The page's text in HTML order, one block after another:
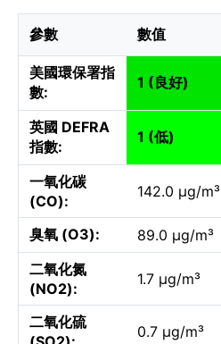
參數 數值
美國環保署指
數:
1 (良好)
英國 DEFRA
指數:
1 (低)
一氧化碳
(CO):
142.0 µg/m³
臭氧 (O3):
89.0 µg/m³
二氧化氮
(NO2):
1.7 µg/m³
二氧化硫
0.7 µg/m³